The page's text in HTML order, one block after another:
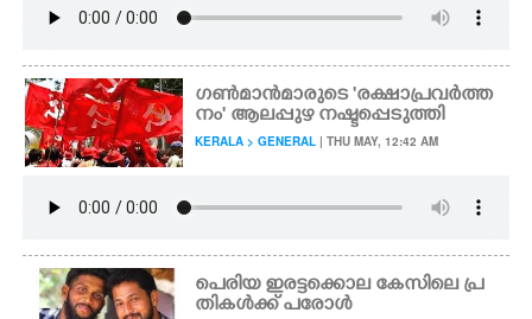
ഗൺമാൻമാരുടെ 'രക്ഷാപ്രവർത്ത
നം' ആലപ്പുഴ നഷ്ടപ്പെടുത്തി
KERALA > GENERAL | THU MAY, 12:42 AM
പെരിയ ഇരട്ടക്കൊല കേസിലെ പ്ര
തികൾക്ക് പരോൾ